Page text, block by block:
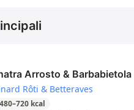
Arrosto & Barbabietola
Rôti & Betteraves
480–720 kcal